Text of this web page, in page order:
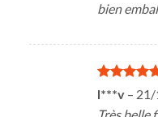
bien
Note
sur
5
I***v – 21/